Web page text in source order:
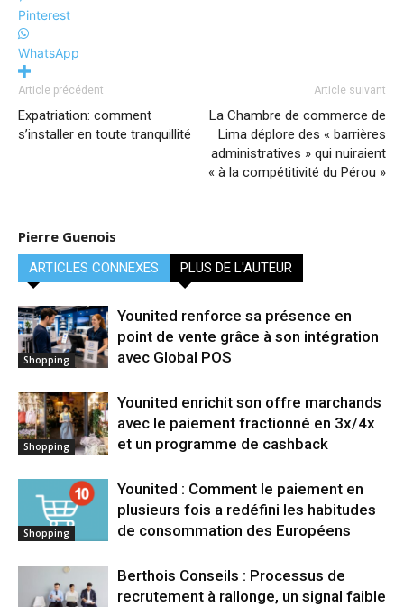
Pinterest
WhatsApp
Article précédent
Expatriation: comment
s’installer en toute tranquillité
Article suivant
La Chambre de commerce de
Lima déplore des « barrières
administratives » qui nuiraient
« à la compétitivité du Pérou »
Pierre Guenois
ARTICLES CONNEXES PLUS DE L'AUTEUR
Shopping
Younited renforce sa présence en
point de vente grâce à son intégration
avec Global POS
Shopping
Younited enrichit son offre marchands
avec le paiement fractionné en 3x/4x
et un programme de cashback
Shopping
Younited : Comment le paiement en
plusieurs fois a redéfini les habitudes
de consommation des Européens
Berthois Conseils : Processus de
recrutement à rallonge, un signal faible